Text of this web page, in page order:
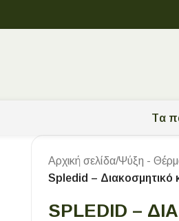
Tα
Αρχική σελίδα/Ψύξη -
Spledid – Διακοσμητικό
SPLEDID –